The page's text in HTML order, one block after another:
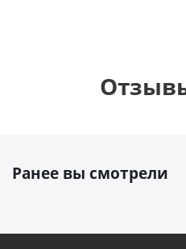
Ранее вы смотрели